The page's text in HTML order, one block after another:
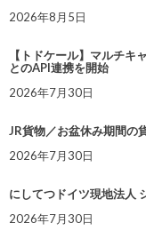
2026年8月5日
【トドケール】マルチ
とのAPI連携を開始
2026年7月30日
JR貨物／お盆休み期間の
2026年7月30日
にしてつドイツ現地法人
2026年7月30日